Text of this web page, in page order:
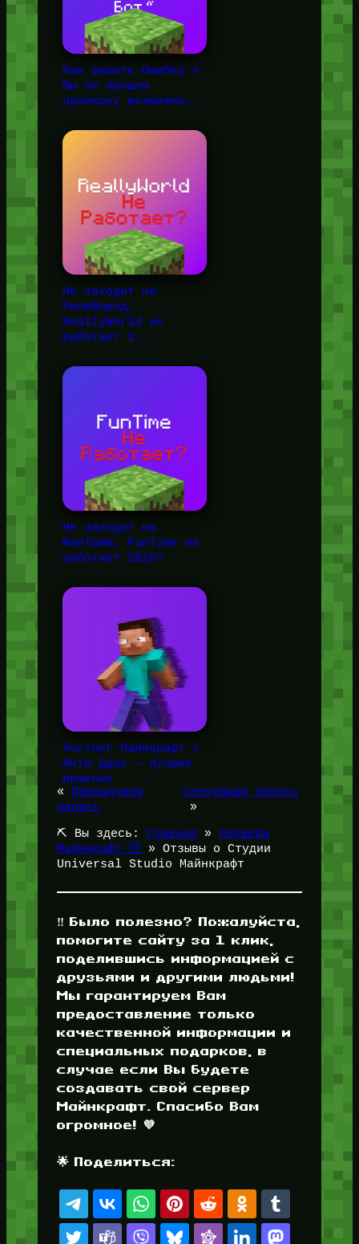
Как решить Ошибку »
Вы не прошли
проверку возможно…
Не заходит на
РилиВорлд,
ReallyWorld не
работает 2…
Не заходит на
ФанТайм, FunTime не
работает 2026?
Хостинг Майнкрафт с
Анти Ддос — лучшее
решение
«
Предыдущая
запись
Следующая запись
»
⛏️ Вы здесь: Главная » Сервера
Майнкрафт 🛜 » Отзывы о Студии
Universal Studio Майнкрафт
‼️ Было полезно? Пожалуйста,
помогите сайту за 1 клик,
поделившись информацией с
друзьями и другими людьми!
Мы гарантируем Вам
предоставление только
качественной информации и
специальных подарков, в
случае если Вы будете
создавать свой сервер
Майнкрафт. Спасибо Вам
огромное! 💜
🌟 Поделиться: